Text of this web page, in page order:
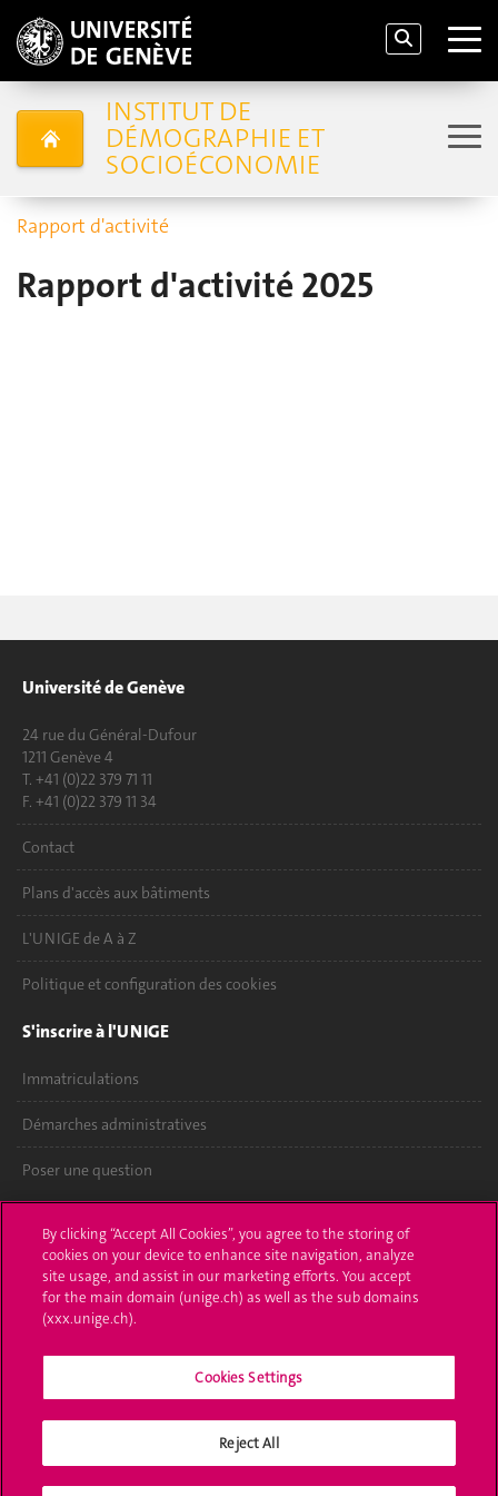
INSTITUT DE
DÉMOGRAPHIE ET
SOCIOÉCONOMIE
Rapport d'activité
Rapport d'activité 2025
Université de Genève
24 rue du Général-Dufour
1211 Genève 4
T. +41 (0)22 379 71 11
F. +41 (0)22 379 11 34
Contact
Plans d'accès aux bâtiments
L'UNIGE de A à Z
Politique et configuration des cookies
S'inscrire à l'UNIGE
Immatriculations
Démarches administratives
Poser une question
UNIGE Mobile
Médias
Offres d'emploi
Bibliothèque
By clicking “Accept All Cookies”, you agree to the storing of
cookies on your device to enhance site navigation, analyze
site usage, and assist in our marketing efforts. You accept
for the main domain (unige.ch) as well as the sub domains
(xxx.unige.ch).
Cookies Settings
Reject All